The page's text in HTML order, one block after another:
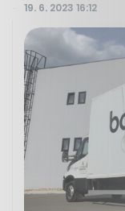
19. 6. 2023 16:12